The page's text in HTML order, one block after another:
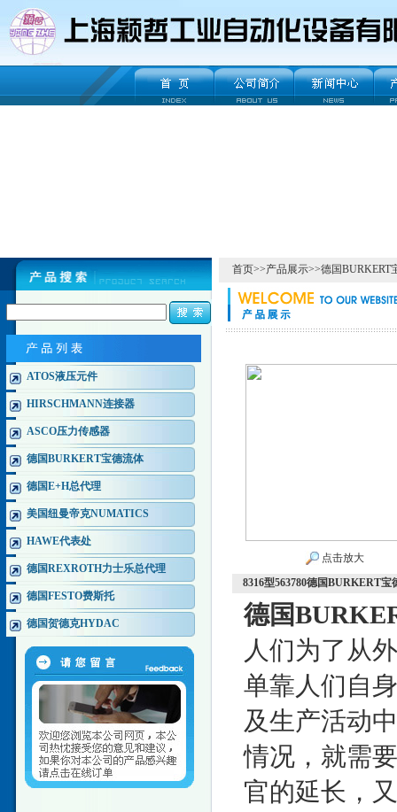
ATOS液压元件
HIRSCHMANN连接器
ASCO压力传感器
德国BURKERT宝德流体
德国E+H总代理
美国纽曼帝克NUMATICS
HAWE代表处
德国REXROTH力士乐总代理
德国FESTO费斯托
德国贺德克HYDAC
首页>>产品展示>>德国BURKERT
点击放大
8316型563780德国BURKERT宝
德国
人们为了从
单靠人们自
及生产活动
情况，就需
官的延长，